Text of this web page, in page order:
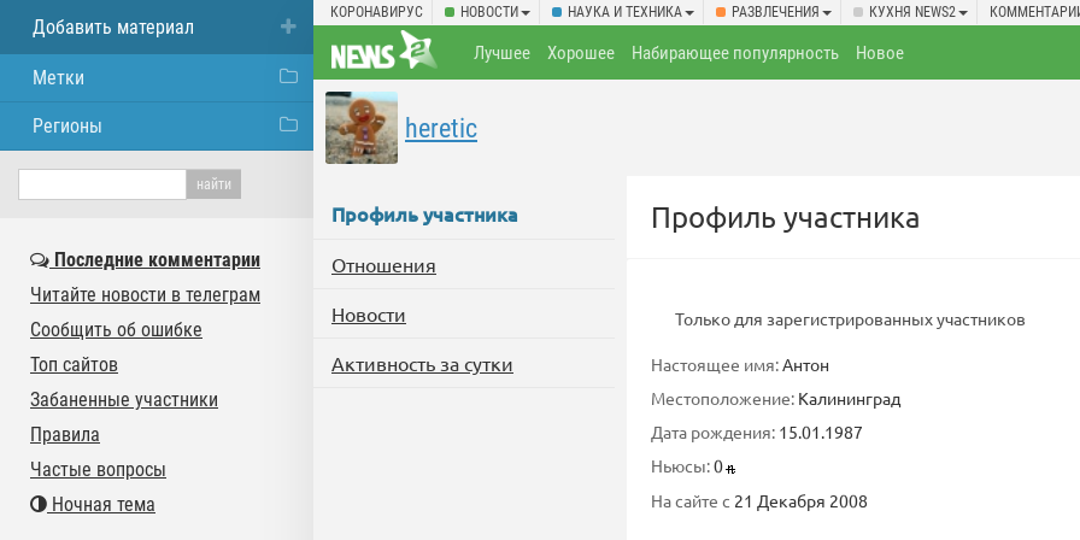
КОРОНАВИРУС НОВОСТИ НАУКА И ТЕХНИКА РАЗВЛЕЧЕНИЯ КУХНЯ NEWS2
Лучшее Хорошее Набирающее популярность Новое
heretic
Профиль участника
Отношения
Новости
Активность за сутки
Профиль участника
Только для зарегистрированных участников
Настоящее имя:Антон
Местоположение: Калининград
Дата рождения: 15.01.1987
Ньюсы:0
На сайте с 21 Декабря 2008
Добавить материал
Метки
Регионы
Последние комментарии
Читайте новости в телеграм
Сообщить об ошибке
Топ сайтов
Забаненные участники
Правила
Частые вопросы
Ночная тема